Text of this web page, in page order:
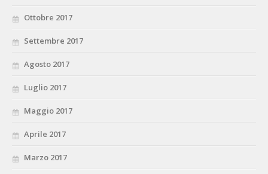
Ottobre 2017
Settembre 2017
Agosto 2017
Luglio 2017
Maggio 2017
Aprile 2017
Marzo 2017